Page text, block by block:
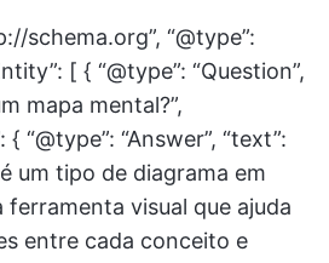
schema.org”, “@type”:
[ { “@type”: “Question”,
mapa mental?”,
“@type”: “Answer”, “text”:
um tipo de diagrama em
visual que ajuda
entre cada conceito e